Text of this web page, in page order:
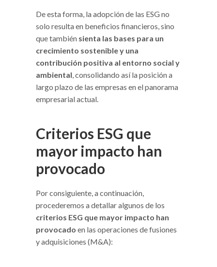
De esta forma, la adopción de las ESG no
solo resulta en beneficios financieros, sino
que también sienta las bases para un
crecimiento sostenible y una
contribución positiva al entorno social y
ambiental, consolidando así la posición a
largo plazo de las empresas en el panorama
empresarial actual.
Criterios ESG que
mayor impacto han
provocado
Por consiguiente, a continuación,
procederemos a detallar algunos de los
criterios ESG que mayor impacto han
provocado en las operaciones de fusiones
y adquisiciones (M&A):